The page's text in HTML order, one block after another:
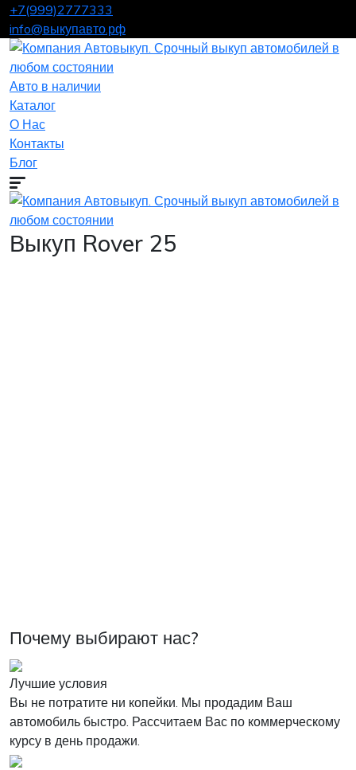
+7(999)2777333
info@выкупавто.рф
Авто в наличии
Каталог
О Нас
Контакты
Блог
Выкуп Rover 25
Почему выбирают нас?
Лучшие условия
Вы не потратите ни копейки. Мы продадим Ваш
автомобиль быстро. Рассчитаем Вас по коммерческому
курсу в день продажи.